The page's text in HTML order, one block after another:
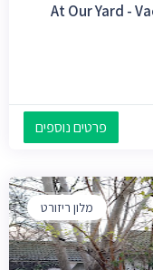
At Our Yard -
פרטים נוספים
מלון ריזורט